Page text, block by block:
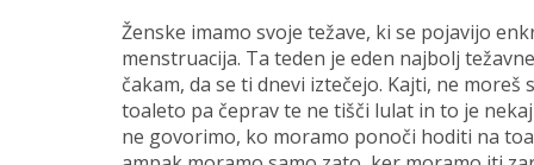
Ženske imamo svoje težave, ki se pojavijo
menstruacija. Ta teden je eden najbolj
čakam, da se ti dnevi iztečejo. Kajti, ne
toaleto pa čeprav te ne tišči lulat in to je
ne govorimo, ko moramo ponoči hoditi na